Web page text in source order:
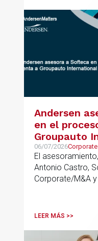
Andersen
en el
Groupauto
06/07/2026
El
Antonio Castro,
Corporate/M&A
españolas que
LEER MÁS >>